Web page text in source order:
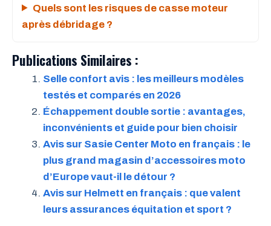
Quels sont les risques de casse moteur
après débridage ?
Publications Similaires :
Selle confort avis : les meilleurs modèles
testés et comparés en 2026
Échappement double sortie : avantages,
inconvénients et guide pour bien choisir
Avis sur Sasie Center Moto en français : le
plus grand magasin d’accessoires moto
d’Europe vaut-il le détour ?
Avis sur Helmett en français : que valent
leurs assurances équitation et sport ?